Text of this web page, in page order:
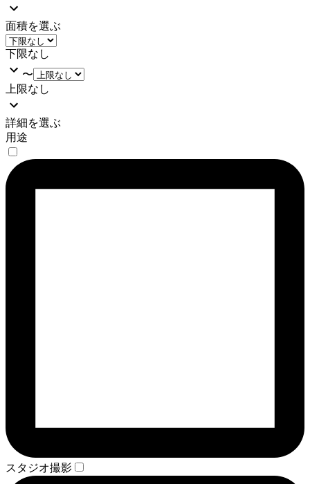
面積を選ぶ
下限なし
〜
上限なし
詳細を選ぶ
用途
スタジオ撮影